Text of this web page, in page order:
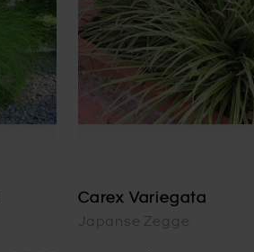
Carex Variegata
Japanse Zegge